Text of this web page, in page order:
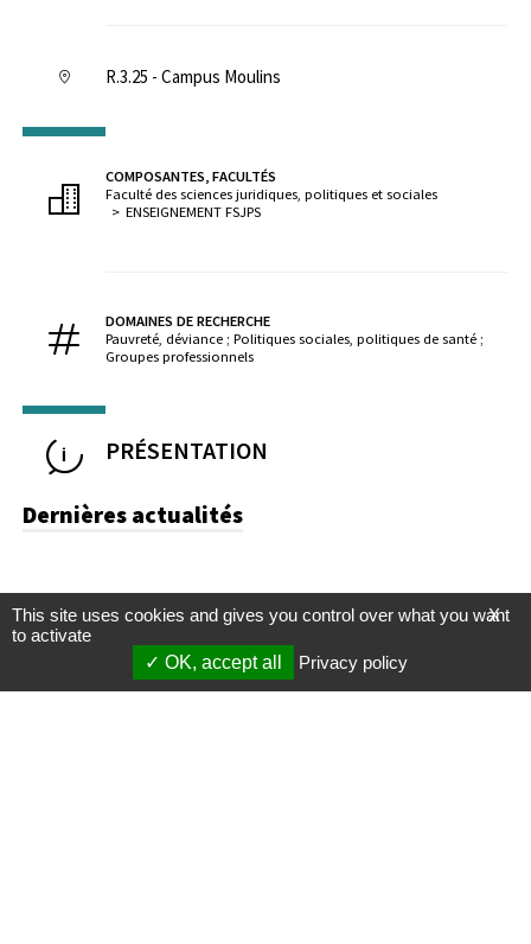
R.3.25 - Campus Moulins
COMPOSANTES, FACULTÉS
Faculté des sciences juridiques, politiques et sociales
ENSEIGNEMENT FSJPS
DOMAINES DE RECHERCHE
Pauvreté, déviance ; Politiques sociales, politiques de santé ;
Groupes professionnels
PRÉSENTATION
Dernières actualités
X
This site uses cookies and gives you control over what you want
to activate
OK, accept all
Privacy policy